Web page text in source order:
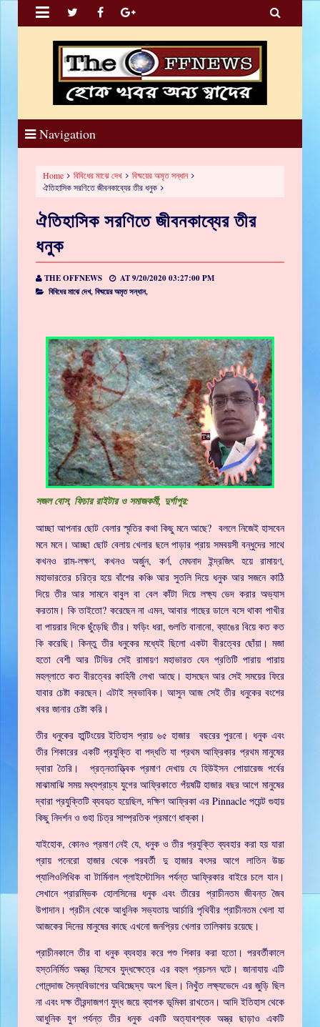
 
Navigation
Home বিবিধের মাঝে দেখ
বিষ্ময়ের অমৃত সন্ধান
ঐতিহাসিক সরণিতে জীবনকাব্যের তীর ধনুক
ঐতিহাসিক সরণিতে জীবনকাব্যের তীর
ধনুক
THE OFFNEWS AT9/20/2020 03:27:00 PM
বিবিধের মাঝে দেখ,বিষ্ময়ের অমৃত সন্ধান,
সজল বোস, ফিচার রাইটার ও সমাজকর্মী, দুর্গাপুর:
আচ্ছা আপনার ছোট বেলার স্মৃতির কথা কিছু মনে আছে? বললে নিজেই হাসবেন
মনে মনে। আচ্ছা ছোট বেলায় খেলার ছলে পাড়ার প্রায় সমবয়সী বন্ধুদের সাথে
কখনও রাম-লক্ষণ, কখনও অর্জুন, কর্ণ, মেঘনাদ ইন্দ্রজিৎ হয়ে রামায়ণ,
মহাভারতের চরিত্র হয়ে বাঁশের কঞ্চি আর সুতলি দিয়ে ধনুক আর সজনে কাঠি
দিয়ে তীর আর সামনে বাবুল বা বেল কাঁটা দিয়ে লক্ষ্য ভেদ করার অভ্যাস
করতাম। কি তাইতো? করেছেন না এমন, আবার গাছের ডালে বসে থাকা পাখীর
বা পায়রার দিকে ছুঁড়েছি তীর। ফড়িং ধরা, গুলতি বানানো, ব্যাঙের বিয়ে কত কত
কি করেছি। কিন্তু তীর ধনুকের মধ্যেই ছিলো একটা বীরত্বের ছোঁয়া। মজা
হতো বেশী আর টিভির সেই রামায়ণ মহাভারত যেন প্রতিটি পারায় পারায়
মহল্লাতে কত বীরত্বের কাহিনী লেখা আছে। হাসছেন আর সেই সময়ের ফিরে
যাবার চেষ্টা করছেন। এটাই স্বভাবিক। আসুন আজ সেই তীর ধনুকের বংশের
খবর জানার চেষ্টা করি।
তীর ধনুকের হান্টিংয়ের ইতিহাস প্রায় ৬৫ হাজার বছরের পুরনো। ধনুক এবং
তীর শিকারের একটি প্রযুক্তি বা পদ্ধতি যা প্রথম আফ্রিকার প্রথম মানুষের
দ্বারা তৈরি। প্রত্নতাত্ত্বিক প্রমাণ দেখায় যে হিউইসন পোয়ারেজ পর্বের
মাঝামাঝি সময় মধ্যপ্রাচ্য যুগের আফ্রিকাতে পঁয়ষট্টি হাজার বছর আগে মানুষের
দ্বারা প্রযুক্তিটি ব্যবহৃত হয়েছিল, দক্ষিণ আফ্রিকা এর Pinnacle পয়েন্ট গুহায়
কিছু নিদর্শন ও গুহা চিত্র সাম্প্রতিক প্রমাণে ধাক্কা।
যাইহোক, কোনও প্রমাণ নেই যে, ধনুক ও তীর প্রযুক্তি ব্যবহার করা হয় যারা
প্রায় পনেরো হাজার থেকে পরবর্তী দু হাজার বৎসর আগে লাতিন উচ্চ
প্যালিওলিথিক বা টার্মিনাল প্লাইস্টোসিন পর্যন্ত আফ্রিকার বাইরে চলে যান।
সেখানে প্রারম্ভিক হোলসিনের ধনুক এবং তীরের প্রাচীনতম জীবন্ত জৈব
উপাদান। প্রচীন থেকে আধুনিক সভ্যতায় আর্চারি পৃথিবীর প্রাচীনতম খেলা যা
আজকের দিনের মানুষের কাছে এখনো জনপ্রিয় খেলার তালিকায় রয়েছে।
প্রাচীনকালে তীর বা ধনুক ব্যবহার করে পশু শিকার করা হতো। পরবর্তীকালে
হস্তনির্মিত অস্ত্র হিসেবে যুদ্ধক্ষেত্রে এর বহুল প্রচলন ঘটে। জানাযায় এটি
গোলন্দাজ সৈন্যবিভাগের অবিচ্ছেদ্য অংশ ছিল। নিখুঁত লক্ষ্যভেদে এর জুড়ি ছিল
না এবং দক্ষ তীরন্দাজগণ যুদ্ধ জয়ে ব্যাপক ভূমিকা রাখতেন। আদি ইতিহাস থেকে
আধুনিক যুগ পর্যন্ত তীর ধনুক একটি অত্যাবশ্যক অস্ত্র ছাড়াও একটি